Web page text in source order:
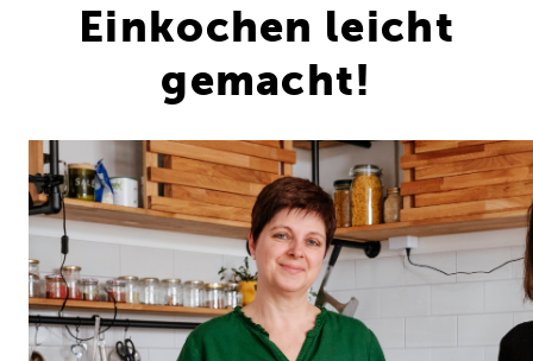
Einkochen leicht
gemacht!